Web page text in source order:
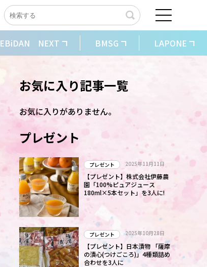
EBiDAN NEXT BMSG LAPONE
お気に入り記事一覧
お気に入りがありません。
プレゼント
プレゼント 2025年11月11日
【プレゼント】株式会社伊藤農
園「100%ピュアジュース
180ml×5本セット」を3人に!
プレゼント 2025年10月28日
【プレゼント】日本漬物 「薩摩
の漬心(つけごころ)」4種類詰め
合わせを3人に